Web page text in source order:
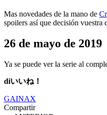
Mas novedades de la mano de
spoilers así que decisión vuestra
26 de mayo de 2019
Ya se puede ver la serie al
diいいね！
GAINAX
Compartir